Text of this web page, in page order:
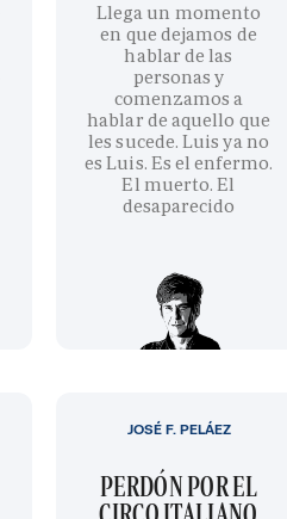
Llega un momento
en que dejamos de
hablar de las
personas y
comenzamos a
hablar de aquello que
les sucede. Luis ya no
es Luis. Es el enfermo.
El muerto. El
desaparecido
PERDÓN POR EL
JOSÉ F. PELÁEZ